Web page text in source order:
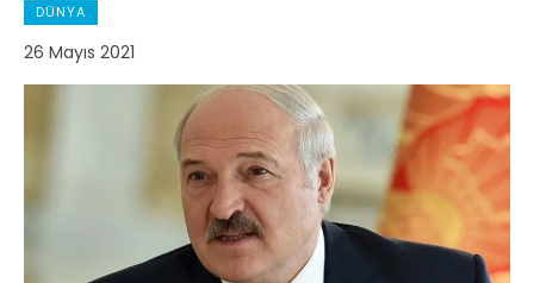
DÜNYA
26 Mayıs 2021